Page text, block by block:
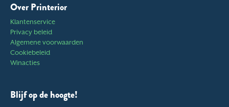
Over Printerior
Klantenservice
Privacy beleid
Algemene voorwaarden
Cookiebeleid
Winacties
Blijf op de hoogte!